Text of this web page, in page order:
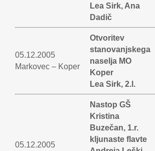
Lea Sirk, Ana
Dadič
05.12.2005
Markovec – Koper
Otvoritev
stanovanjskega
naselja MO
Koper
Lea Sirk, 2.l.
05.12.2005
Nastop GŠ
Kristina
Buzečan, 1.r.
kljunaste flavte